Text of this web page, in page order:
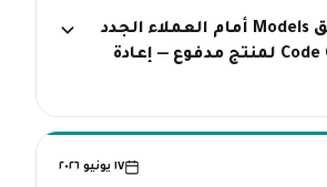
🐭 GitHub يُغلق Models أمام العملاء الجدد
ويُحوّل Code Quality لمنتج مدفوع — إعادة
١٧ يونيو ٢٠٢٦